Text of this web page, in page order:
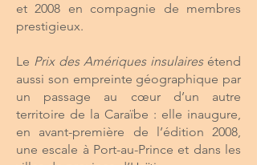
et 2008 en compagnie de membres
prestigieux.
Le Prix des Amériques insulairesétend
aussi son empreinte géographique par
un passage au cœur d’un autre
territoire de la Caraïbe : elle inaugure,
en avant-première de l’édition 2008,
une escale à Port-au-Prince et dans les